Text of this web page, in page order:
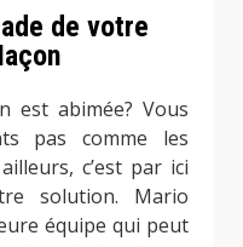
de votre
est abimée? Vous
pas comme les
c’est par ici
solution. Mario
équipe qui peut